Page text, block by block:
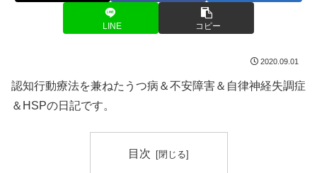
LINE コピー
2020.09.01
認知行動療法を兼ねたうつ病＆不安障害＆自律神経失調症
＆HSPの日記です。
目次